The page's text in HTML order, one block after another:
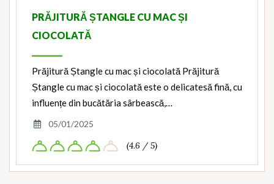
PRĂJITURĂ ȘTANGLE CU MAC ȘI
CIOCOLATĂ
Prăjitură Ștangle cu mac și ciocolată Prăjitură
Ștangle cu mac și ciocolată este o delicatesă fină, cu
influențe din bucătăria sârbească,…
05/01/2025
(4.6 / 5)